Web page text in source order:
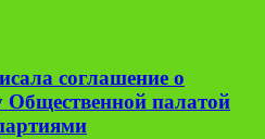
соглашение о
Общественной палатой